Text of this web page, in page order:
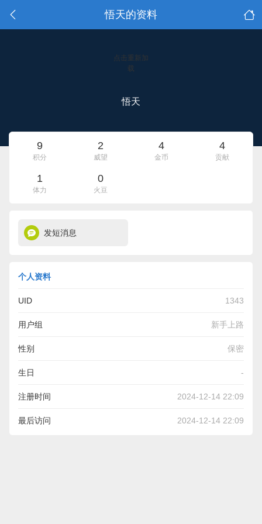
悟天的资料
点击重新加
载
悟天
9
积分
2
威望
4
金币
4
贡献
1
体力
0
火豆
发短消息
个人资料
UID 1343
用户组 新手上路
性别 保密
生日 -
注册时间 2024-12-14 22:09
最后访问 2024-12-14 22:09